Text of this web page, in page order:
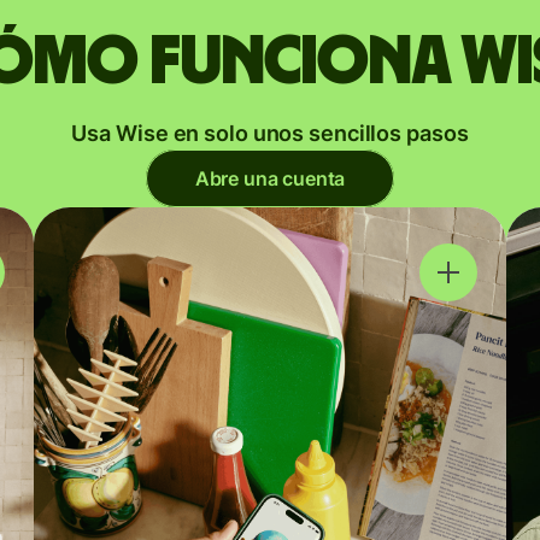
funciona
Usa Wise en solo unos sencillos pasos
Abre una cuenta